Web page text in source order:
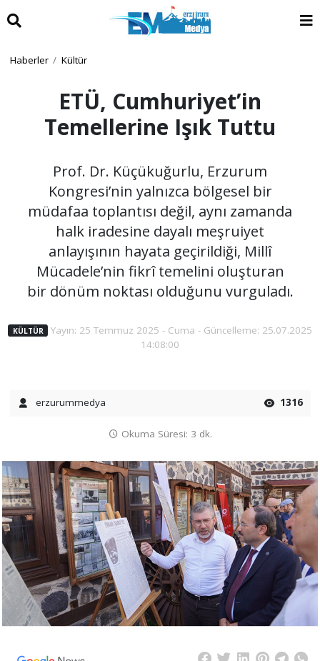
Haberler Kültür
ETÜ, Cumhuriyet’in
Temellerine Işık Tuttu
Prof. Dr. Küçükuğurlu, Erzurum
Kongresi’nin yalnızca bölgesel bir
müdafaa toplantısı değil, aynı zamanda
halk iradesine dayalı meşruiyet
anlayışının hayata geçirildiği, Millî
Mücadele’nin fikrî temelini oluşturan
bir dönüm noktası olduğunu vurguladı.
KÜLTÜR
Yayın: 25 Temmuz 2025 - Cuma - Güncelleme: 25.07.2025
14:08:00
erzurummedya 1316
Okuma Süresi: 3 dk.